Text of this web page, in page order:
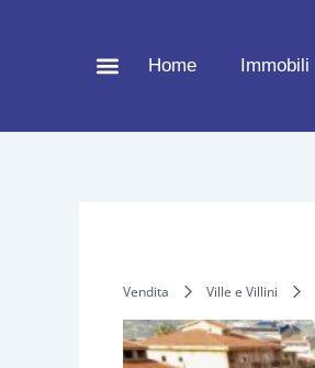
Home Immobili
Vendita Ville e Villini